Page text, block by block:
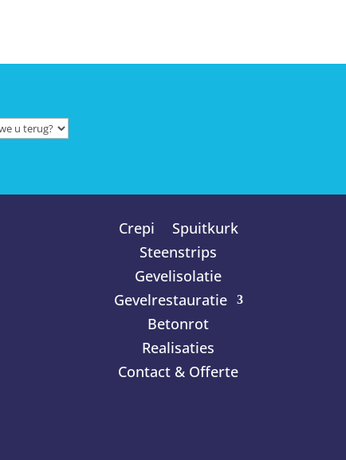
Crepi
Spuitkurk
Steenstrips
Gevelisolatie
Gevelrestauratie
Betonrot
Realisaties
Contact & Offerte